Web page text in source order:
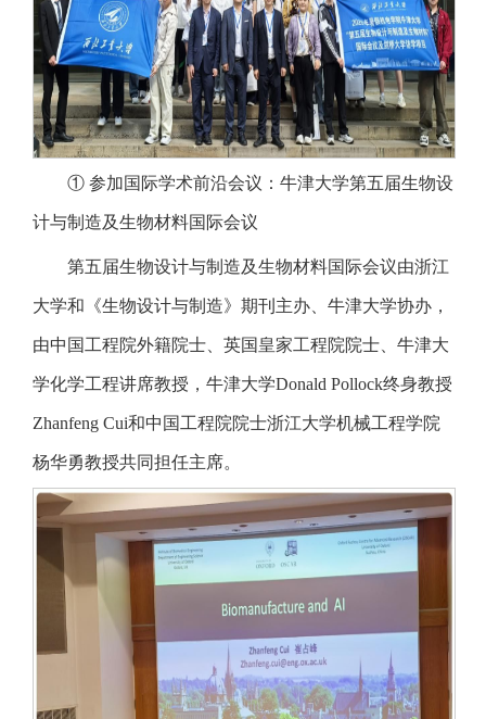
① 参加国际学术前沿会议：牛津大学第五届生物设
计与制造及生物材料国际会议
第五届生物设计与制造及生物材料国际会议由浙江
大学和《生物设计与制造》期刊主办、牛津大学协办，
由中国工程院外籍院士、英国皇家工程院院士、牛津大
学化学工程讲席教授，牛津大学Donald Pollock终身教授
Zhanfeng Cui和中国工程院院士浙江大学机械工程学院
杨华勇教授共同担任主席。